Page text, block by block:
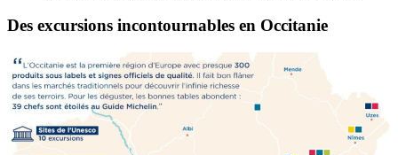
Des excursions incontournables en Occitanie